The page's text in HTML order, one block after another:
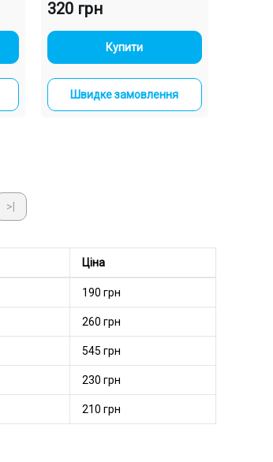
320 грн
- +
Купити
Швидке замовлення
>|
Ціна
190 грн
260 грн
545 грн
230 грн
210 грн